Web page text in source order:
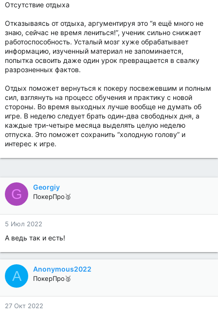
Отсутствие отдыха
Отказываясь от отдыха, аргументируя это “я ещё много не
знаю, сейчас не время лениться!”, ученик сильно снижает
работоспособность. Усталый мозг хуже обрабатывает
информацию, изученный материал не запоминается,
попытка освоить даже один урок превращается в свалку
разрозненных фактов.
Отдых поможет вернуться к покеру посвежевшим и полным
сил, взглянуть на процесс обучения и практику с новой
стороны. Во время выходных лучше вообще не думать об
игре. В неделю следует брать один-два свободных дня, а
каждые три-четыре месяца выделять целую неделю
отпуска. Это поможет сохранить “холодную голову” и
интерес к игре.
G Georgiy
ПокерПро🥈
5 Июл 2022
А ведь так и есть!
A Anonymous2022
ПокерПро🥈
27 Окт 2022